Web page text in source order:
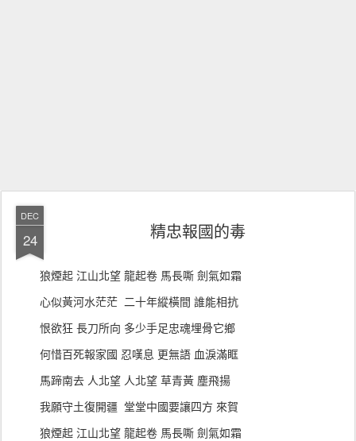
DEC
24 精忠報國的毒
狼煙起 江山北望 龍起卷 馬長嘶 劍氣如霜
心似黃河水茫茫 二十年縱橫間 誰能相抗
恨欲狂 長刀所向 多少手足忠魂埋骨它鄉
何惜百死報家國 忍嘆息 更無語 血淚滿眶
馬蹄南去 人北望 人北望 草青黃 塵飛揚
我願守土復開疆 堂堂中國要讓四方 來賀
狼煙起 江山北望 龍起卷 馬長嘶 劍氣如霜